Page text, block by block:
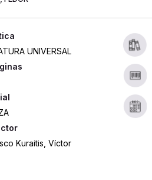
UNIVERSAL
Kuraitis, Víctor